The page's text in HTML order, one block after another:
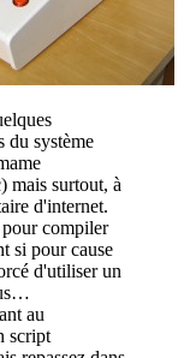
du système
mais surtout, à
d'internet.
pour compiler
si pour cause
d'utiliser un
au
script